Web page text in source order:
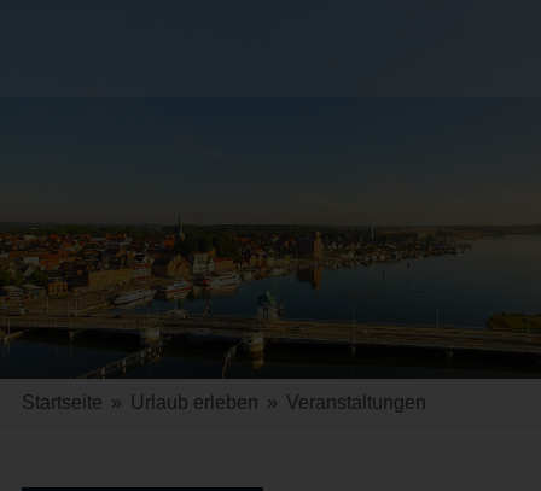
Startseite » Urlaub erleben » Veranstaltungen